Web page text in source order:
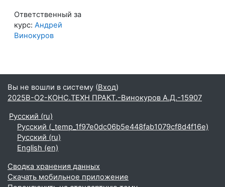
Ответственный за
курс: Андрей
Винокуров
Вы не вошли в систему (Вход)
2025В-О2-КОНС.ТЕХН ПРАКТ.-Винокуров А.Д.-15907
Русский ‎(ru)‎
Русский ‎(_temp_1f97e0dc06b5e448fab1079cf8d4f16e)‎
Русский ‎(ru)‎
English ‎(en)‎
Сводка хранения данных
Скачать мобильное приложение